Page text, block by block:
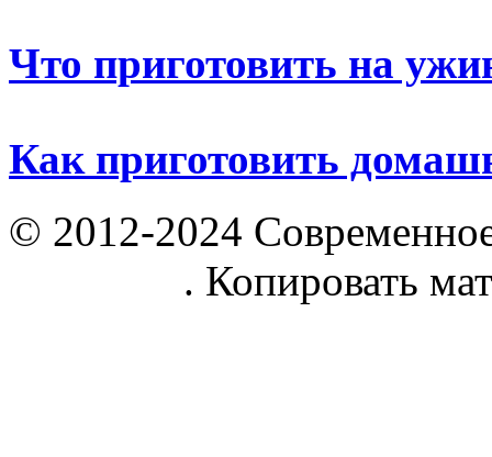
Что приготовить на
Как приготовить
© 2012-2024
. Копировать